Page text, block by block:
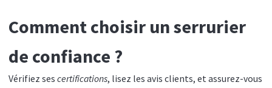
Comment choisir un serrurier
de confiance ?
Vérifiez ses certifications, lisez les avis clients, et assurez-vous